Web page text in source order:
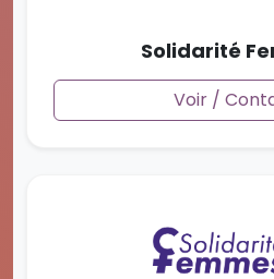
Solidarité
Voir /